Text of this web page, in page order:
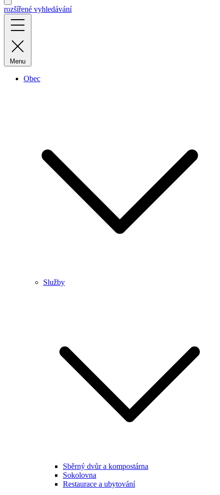
rozšířené vyhledávání
Menu
Obec
Služby
Sběrný dvůr a kompostárna
Sokolovna
Restaurace a ubytování